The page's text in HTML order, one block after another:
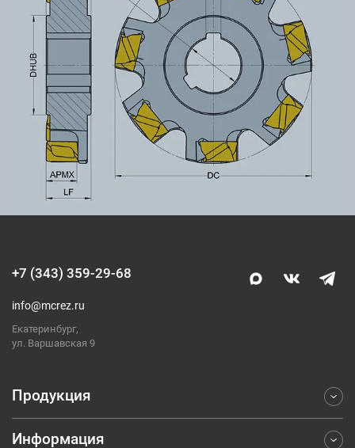
Продукция
Фрезерование
Информация
+7 (343) 359-29-68
info@mcrez.ru
Екатеринбург,
ул. Варшавская 9